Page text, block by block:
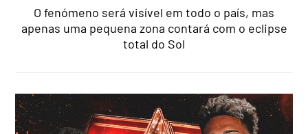
O fenómeno será visível em todo o país, mas
apenas uma pequena zona contará com o eclipse
total do Sol